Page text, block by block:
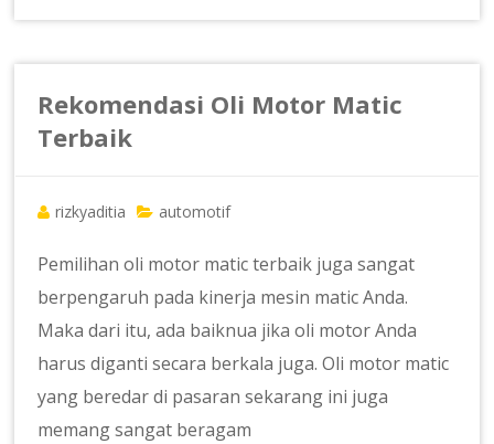
Rekomendasi Oli Motor Matic
Terbaik
rizkyaditia automotif
Pemilihan oli motor matic terbaik juga sangat
berpengaruh pada kinerja mesin matic Anda.
Maka dari itu, ada baiknua jika oli motor Anda
harus diganti secara berkala juga. Oli motor matic
yang beredar di pasaran sekarang ini juga
memang sangat beragam